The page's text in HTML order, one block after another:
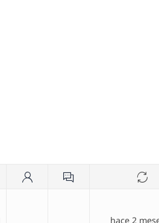
hace 2